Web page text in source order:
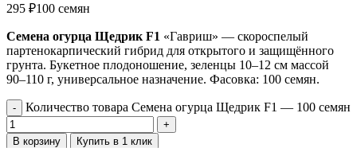
295 ₽100 семян
Семена огурца Щедрик F1 «Гавриш» — скороспелый
партенокарпический гибрид для открытого и защищённого
грунта. Букетное плодоношение, зеленцы 10–12 см массой
90–110 г, универсальное назначение. Фасовка: 100 семян.
Количество товара Семена огурца Щедрик F1 — 100 семян
В корзину Купить в 1 клик